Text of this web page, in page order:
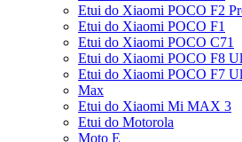
Etui do Xiaomi POCO F2
Etui do Xiaomi POCO F1
Etui do Xiaomi POCO C71
Etui do Xiaomi POCO F8
Etui do Xiaomi POCO F7
Max
Etui do Xiaomi Mi MAX 3
Etui do Motorola
Moto E